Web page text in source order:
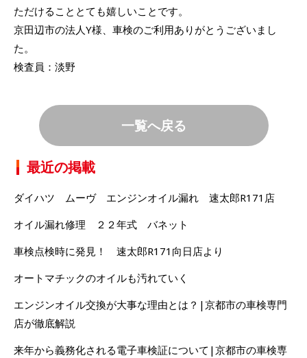
ただけることとても嬉しいことです。
京田辺市の法人Y様、車検のご利用ありがとうございまし
た。
検査員：淡野
一覧へ戻る
最近の掲載
ダイハツ ムーヴ エンジンオイル漏れ 速太郎R171店
オイル漏れ修理 ２２年式 バネット
車検点検時に発見！ 速太郎R171向日店より
オートマチックのオイルも汚れていく
エンジンオイル交換が大事な理由とは？|京都市の車検専門
店が徹底解説
来年から義務化される電子車検証について|京都市の車検専